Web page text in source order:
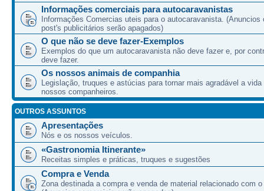
Informações comerciais para autocaravanistas
Informações Comercias uteis para o autocaravanista. (Anuncios
post's publicitários serão apagados)
O que não se deve fazer-Exemplos
Exemplos do que um autocaravanista não deve fazer e, por
deve fazer.
Os nossos animais de companhia
Legislação, truques e astúcias para tornar mais agradável a vida
nossos companheiros.
OUTROS ASSUNTOS
Apresentações
Nós e os nossos veículos.
«Gastronomia Itinerante»
Receitas simples e práticas, truques e sugestões
Compra e Venda
Zona destinada a compra e venda de material relacionado com